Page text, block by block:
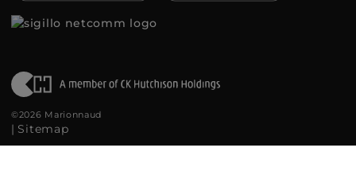
©2026 Marionnaud
| Sitemap